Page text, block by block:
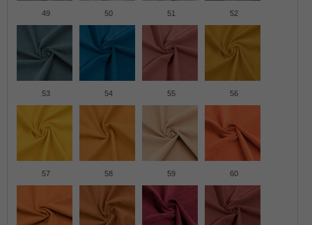
49 50 51 52
53 54 55 56
57 58 59 60